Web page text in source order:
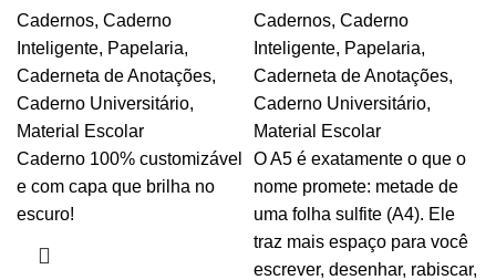
Cadernos, Caderno
Inteligente, Papelaria,
Caderneta de Anotações,
Caderno Universitário,
Material Escolar
Caderno 100% customizável
e com capa que brilha no
escuro!
Cadernos, Caderno
Inteligente, Papelaria,
Caderneta de Anotações,
Caderno Universitário,
Material Escolar
O A5 é exatamente o que o
nome promete: metade de
uma folha sulfite (A4). Ele
traz mais espaço para você
escrever, desenhar, rabiscar,